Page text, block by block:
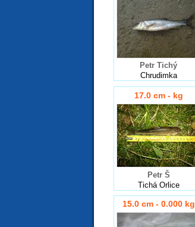
Petr Tichý
Chrudimka
17.0 cm - kg
Petr Š
Tichá Orlice
15.0 cm - 0.000 kg